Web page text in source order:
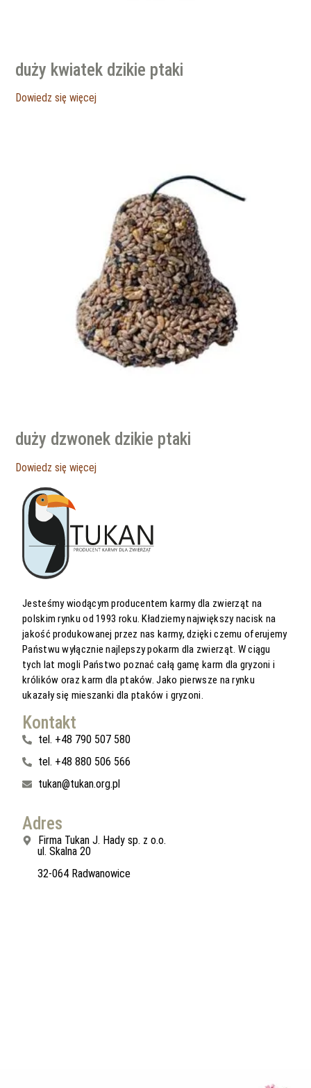
duży kwiatek dzikie ptaki
Dowiedz się więcej
duży dzwonek dzikie ptaki
Dowiedz się więcej
Jesteśmy wiodącym producentem karmy dla zwierząt na
polskim rynku od 1993 roku. Kładziemy największy nacisk na
jakość produkowanej przez nas karmy, dzięki czemu oferujemy
Państwu wyłącznie najlepszy pokarm dla zwierząt. W ciągu
tych lat mogli Państwo poznać całą gamę karm dla gryzoni i
królików oraz karm dla ptaków. Jako pierwsze na rynku
ukazały się mieszanki dla ptaków i gryzoni.
Kontakt
tel. +48 790 507 580
tel. +48 880 506 566
tukan@tukan.org.pl
Adres
Firma Tukan J. Hady sp. z o.o.
ul. Skalna 20
32-064 Radwanowice